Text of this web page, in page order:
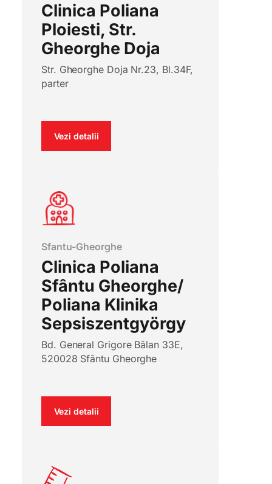
Clinica Poliana
Ploiesti, Str.
Gheorghe Doja
Str. Gheorghe Doja Nr.23, Bl.34F,
parter
Vezi detalii
Sfantu-Gheorghe
Clinica Poliana
Sfântu Gheorghe/
Poliana Klinika
Sepsiszentgyörgy
Bd. General Grigore Bălan 33E,
520028 Sfântu Gheorghe
Vezi detalii